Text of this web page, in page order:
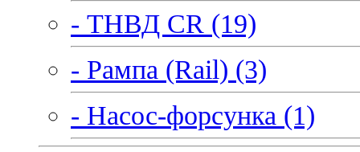
- ТНВД CR (19)
- Рампа (Rail) (3)
- Насос-форсунка (1)